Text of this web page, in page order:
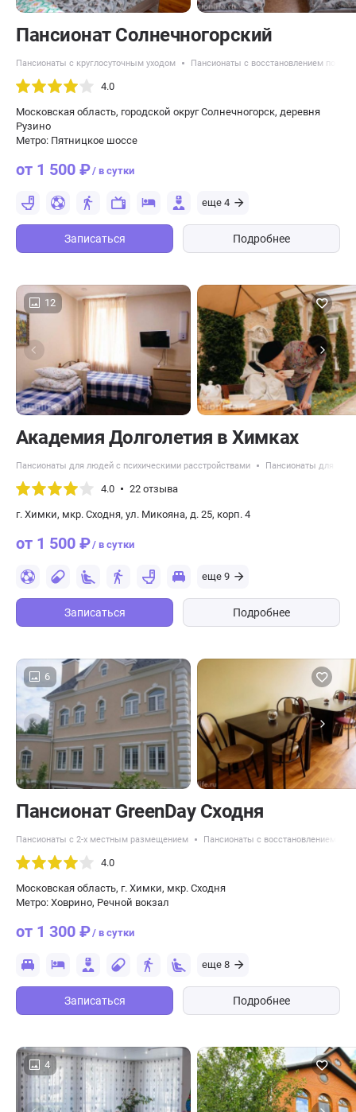
Пансионат Солнечногорский
Пансионаты с круглосуточным уходом Пансионаты с восстановлением после
4.0
Московская область, городской округ Солнечногорск, деревня
Рузино
Метро: Пятницкое шоссе
от 1 500 ₽/ в сутки
еще 4
Записаться Подробнее
12
Академия Долголетия в Химках
Пансионаты для людей с психическими расстройствами Пансионаты для
4.0 22 отзыва
г. Химки, мкр. Сходня, ул. Микояна, д. 25, корп. 4
от 1 500 ₽/ в сутки
еще 9
Записаться Подробнее
6
Пансионат GreenDay Сходня
Пансионаты с 2-х местным размещением Пансионаты с восстановлением
4.0
Московская область, г. Химки, мкр. Сходня
Метро: Ховрино, Речной вокзал
от 1 300 ₽/ в сутки
еще 8
Записаться Подробнее
4